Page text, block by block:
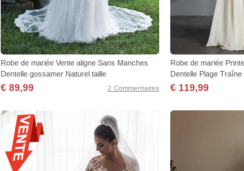
Robe de mariée Vente aligne Sans Manches
Dentelle gossamer Naturel taille
€ 89,99 2 Commentaires
Robe de mariée
Dentelle Plage
€ 119,99